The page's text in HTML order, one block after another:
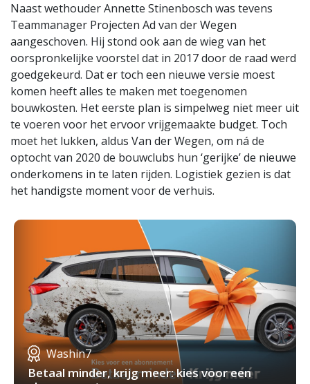
Naast wethouder Annette Stinenbosch was tevens
Teammanager Projecten Ad van der Wegen
aangeschoven. Hij stond ook aan de wieg van het
oorspronkelijke voorstel dat in 2017 door de raad werd
goedgekeurd. Dat er toch een nieuwe versie moest
komen heeft alles te maken met toegenomen
bouwkosten. Het eerste plan is simpelweg niet meer uit
te voeren voor het ervoor vrijgemaakte budget. Toch
moet het lukken, aldus Van der Wegen, om ná de
optocht van 2020 de bouwclubs hun ‘gerijke’ de nieuwe
onderkomens in te laten rijden. Logistiek gezien is dat
het handigste moment voor de verhuis.
Washin7
Betaal minder, krijg meer: kies voor een